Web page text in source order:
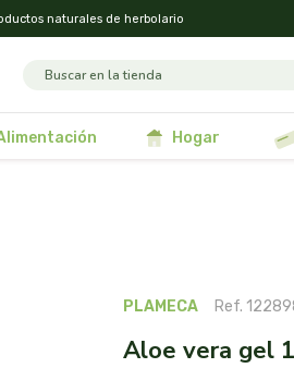
naturales de herbolario
alimentación hogar
PLAMECA Ref.
aloe vera gel